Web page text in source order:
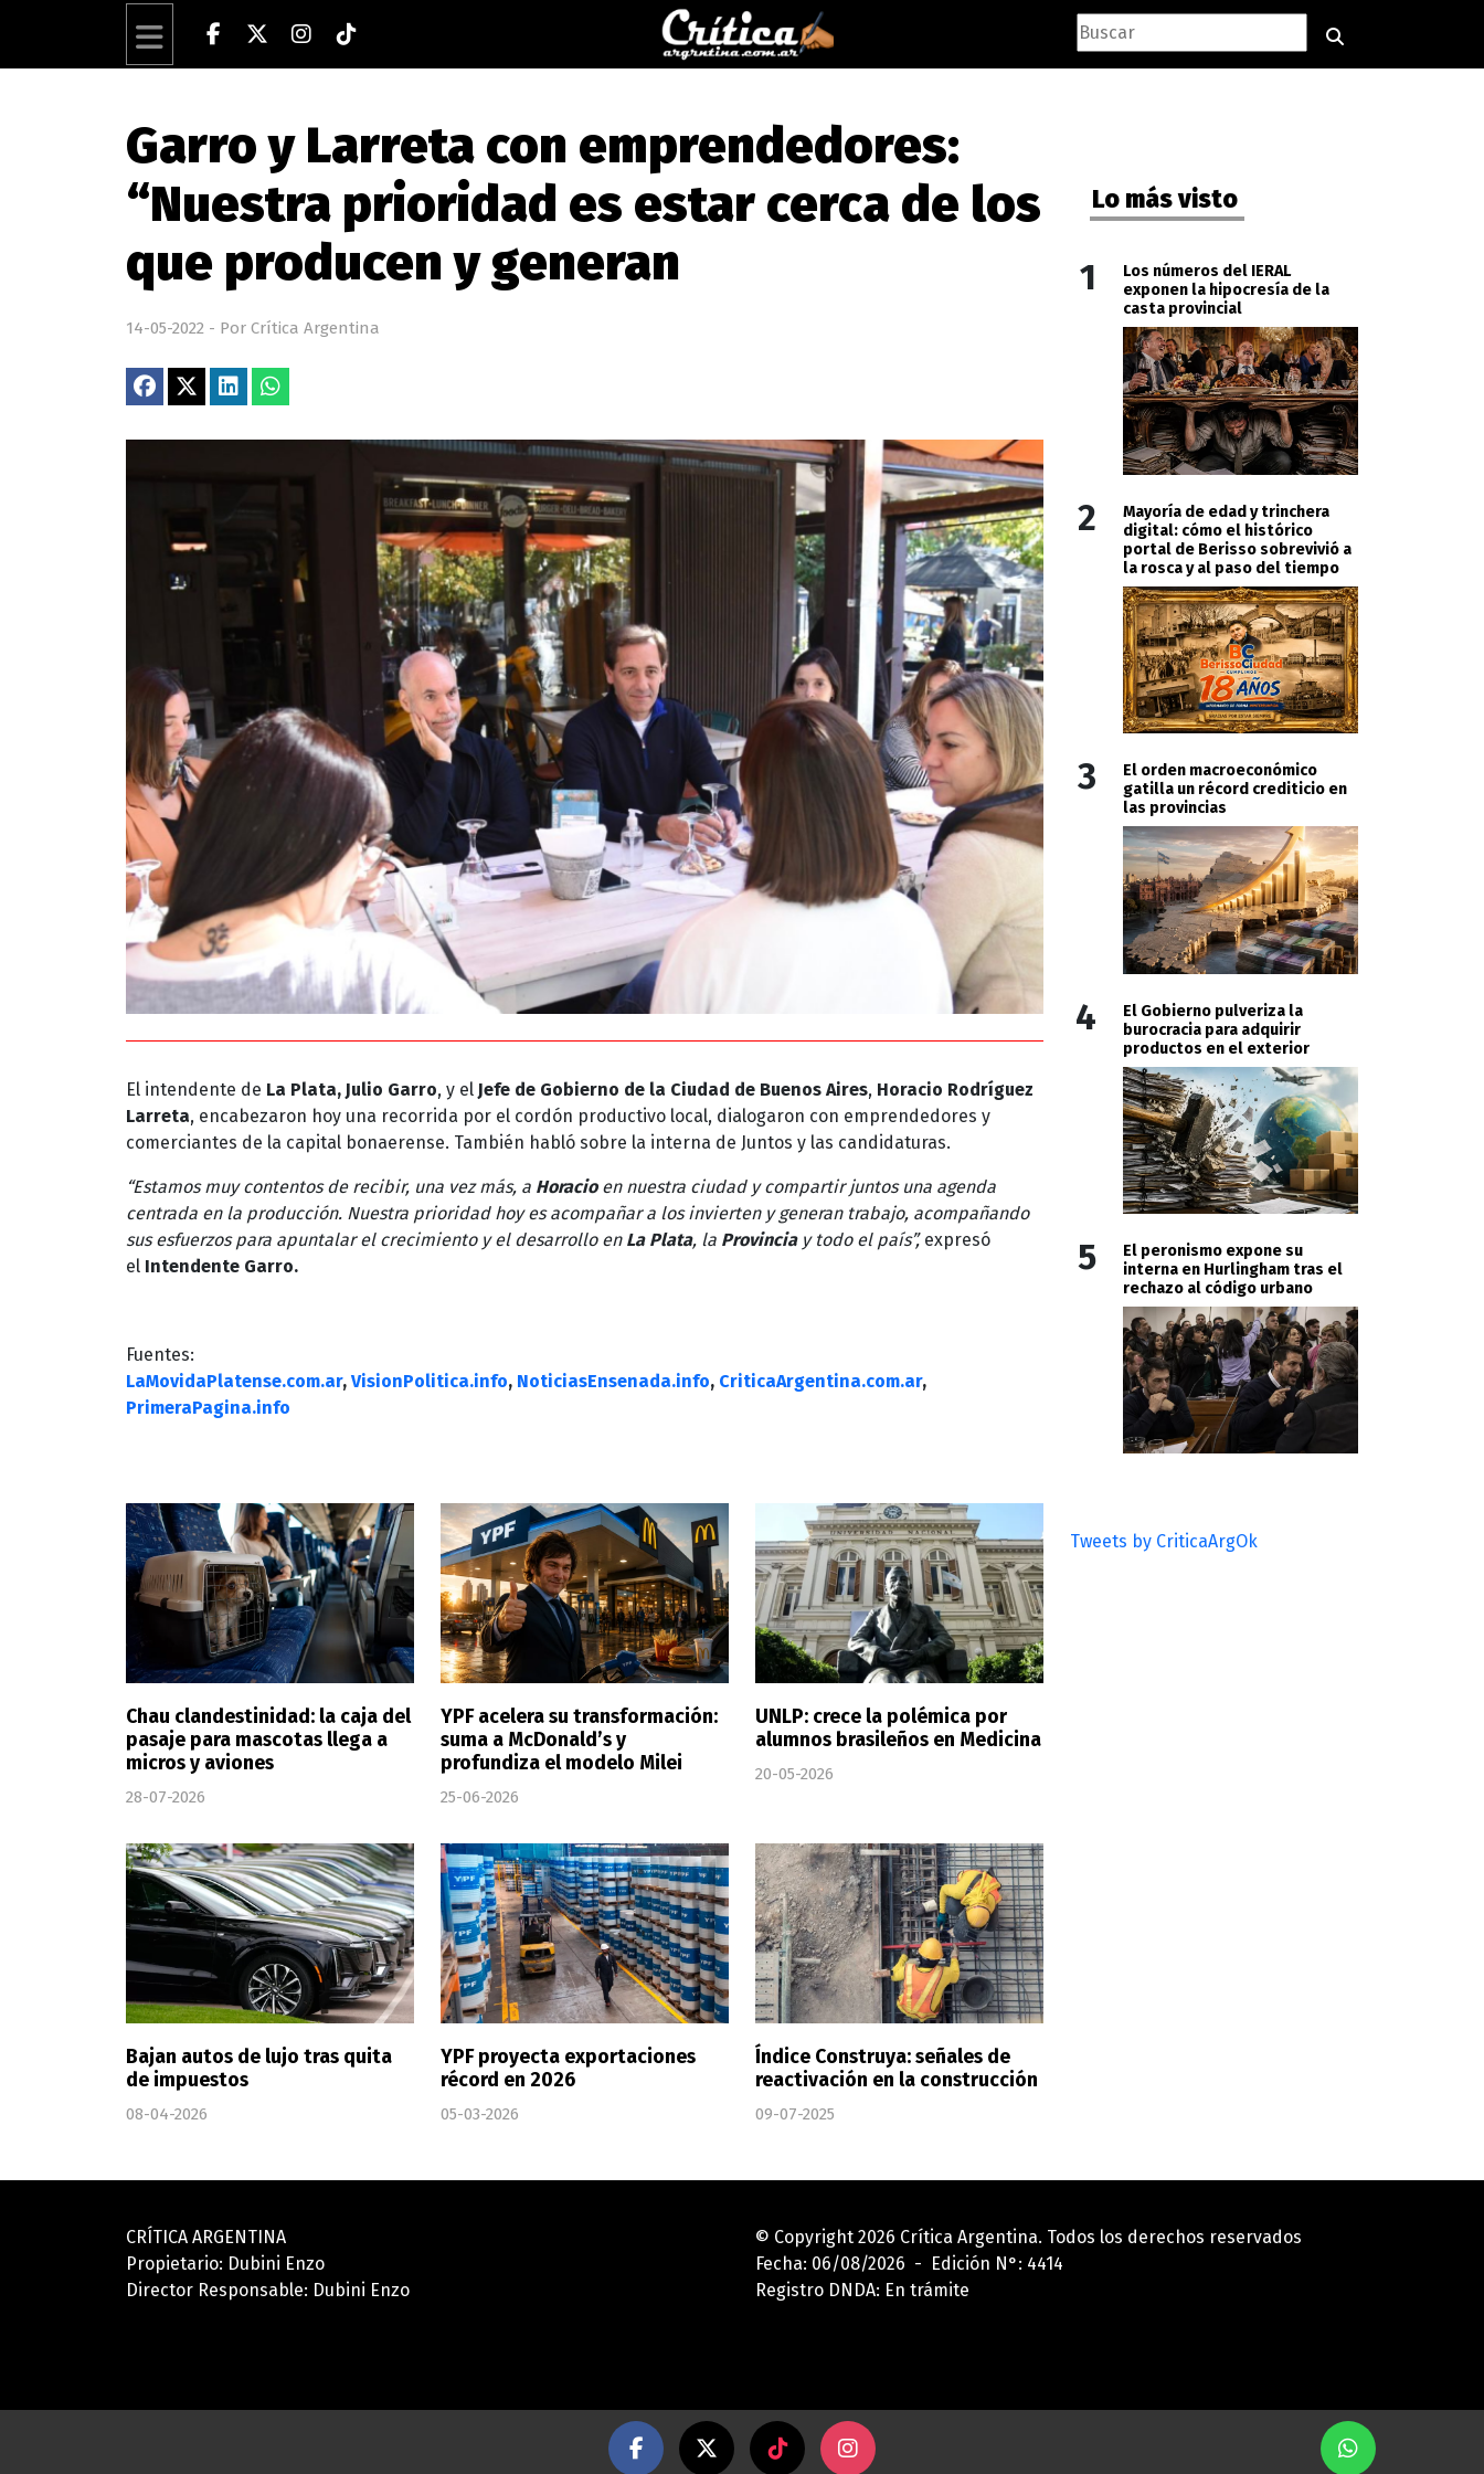
Garro y Larreta con emprendedores:
“Nuestra prioridad es estar cerca de los
que producen y generan
14-05-2022 - Por Crítica Argentina
El intendente de La Plata, Julio Garro, y el Jefe de Gobierno de la Ciudad de Buenos Aires, Horacio Rodríguez
Larreta, encabezaron hoy una recorrida por el cordón productivo local, dialogaron con emprendedores y
comerciantes de la capital bonaerense. También habló sobre la interna de Juntos y las candidaturas.
“Estamos muy contentos de recibir, una vez más, a Horacioen nuestra ciudad y compartir juntos una agenda
centrada en la producción. Nuestra prioridad hoy es acompañar a los invierten y generan trabajo, acompañando
sus esfuerzos para apuntalar el crecimiento y el desarrollo en La Plata, la Provinciay todo el país”,expresó
el Intendente Garro.
Fuentes:
LaMovidaPlatense.com.ar, VisionPolitica.info, NoticiasEnsenada.info, CriticaArgentina.com.ar,
PrimeraPagina.info
Chau clandestinidad: la caja del
pasaje para mascotas llega a
micros y aviones
28-07-2026
YPF acelera su transformación:
suma a McDonald’s y
profundiza el modelo Milei
25-06-2026
UNLP: crece la polémica por
alumnos brasileños en Medicina
20-05-2026
Bajan autos de lujo tras quita
de impuestos
08-04-2026
YPF proyecta exportaciones
récord en 2026
05-03-2026
Índice Construya: señales de
reactivación en la construcción
09-07-2025
Lo más visto
1
Los números del IERAL
exponen la hipocresía de la
casta provincial
2
Mayoría de edad y trinchera
digital: cómo el histórico
portal de Berisso sobrevivió a
la rosca y al paso del tiempo
3
El orden macroeconómico
gatilla un récord crediticio en
las provincias
4
El Gobierno pulveriza la
burocracia para adquirir
productos en el exterior
5
El peronismo expone su
interna en Hurlingham tras el
rechazo al código urbano
Tweets by CriticaArgOk
CRÍTICA ARGENTINA
Propietario: Dubini Enzo
Director Responsable: Dubini Enzo
© Copyright 2026 Crítica Argentina. Todos los derechos reservados
Fecha: 06/08/2026 - Edición N°: 4414
Registro DNDA: En trámite